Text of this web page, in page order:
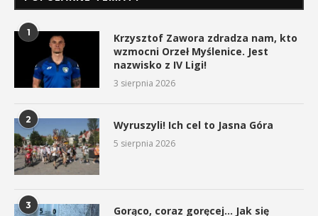
1
Krzysztof Zawora zdradza nam, kto
wzmocni Orzeł Myślenice. Jest
nazwisko z IV Ligi!
3 sierpnia 2026
2 Wyruszyli! Ich cel to Jasna Góra
5 sierpnia 2026
3
Gorąco, coraz goręcej… Jak się